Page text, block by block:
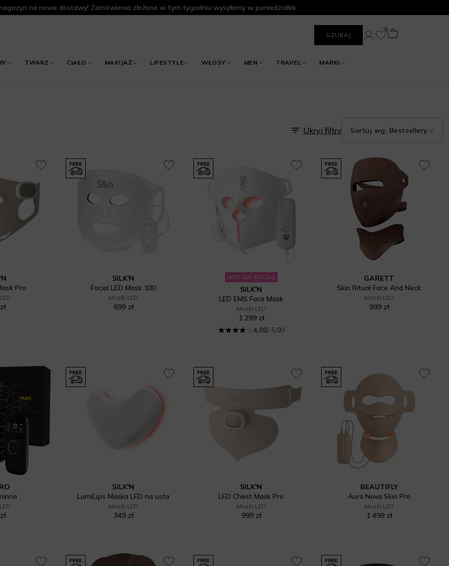
na nowe dostawy! Zamówienia złożone w tym tygodniu wysyłamy w poniedziałek
SZUKAJ
TWARZ CIAŁO MAKIJAŻ LIFESTYLE WŁOSY MEN TRAVEL MARKI
0
Ukryj filtry Sortuj wg: Bestsellery
Pro
SILK'N
Facial LED Mask 100
Maski LED
699 zł
HOT ON SOCIAL
SILK'N
LED EMS Face Mask
Maski LED
1 299 zł
4.00/ 5.00
GARETT
Skin Ritual Face And Neck
Maski LED
999 zł
SILK'N
LumiLips Maska LED na usta
Maski LED
349 zł
SILK'N
LED Chest Mask Pro
Maski LED
999 zł
BEAUTIFLY
Aura Nova Skin Pro
Maski LED
1 499 zł